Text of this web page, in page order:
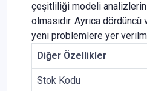
çeşitliliği modeli
olmasıdır. Ayrıca
yeni problemlere yer
Diğer Özellikler
Stok Kodu